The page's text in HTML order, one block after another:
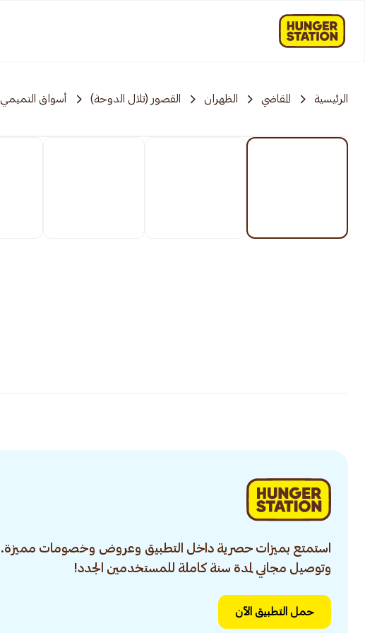
الرئيسية المقاضي الظهران القصور (تلال الدوحة) أسواق التميمي
استمتع بميزات حصرية داخل التطبيق وعروض وخصومات مميزة.
وتوصيل مجاني لمدة سنة كاملة للمستخدمين الجدد!
حمل التطبيق الآن